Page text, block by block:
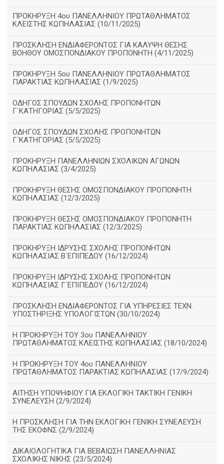
ΠΡΟΚΗΡΥΞΗ 4ου ΠΑΝΕΛΛΗΝΙΟΥ ΠΡΩΤΑΘΛΗΜΑΤΟΣ
ΚΛΕΙΣΤΗΣ ΚΩΠΗΛΑΣΙΑΣ (10/11/2025)
ΠΡΟΣΚΛΗΣΗ ΕΝΔΙΑΦΕΡΟΝΤΟΣ ΓΙΑ ΚΑΛΥΨΗ ΘΕΣΗΣ
ΒΟΗΘΟΥ ΟΜΟΣΠΟΝΔΙΑΚΟΥ ΠΡΟΠΟΝΗΤΗ (4/11/2025)
ΠΡΟΚΗΡΥΞΗ 5ου ΠΑΝΕΛΛΗΝΙΟΥ ΠΡΩΤΑΘΛΗΜΑΤΟΣ
ΠΑΡΑΚΤΙΑΣ ΚΩΠΗΛΑΣΙΑΣ (1/9/2025)
ΟΔΗΓΟΣ ΣΠΟΥΔΩΝ ΣΧΟΛΗΣ ΠΡΟΠΟΝΗΤΩΝ
Γ΄ΚΑΤΗΓΟΡΙΑΣ (5/5/2025)
ΟΔΗΓΟΣ ΣΠΟΥΔΩΝ ΣΧΟΛΗΣ ΠΡΟΠΟΝΗΤΩΝ
Γ΄ΚΑΤΗΓΟΡΙΑΣ (5/5/2025)
ΠΡΟΚΗΡΥΞΗ ΠΑΝΕΛΛΗΝΙΩΝ ΣΧΟΛΙΚΩΝ ΑΓΩΝΩΝ
ΚΩΠΗΛΑΣΙΑΣ (3/4/2025)
ΠΡΟΚΗΡΥΞΗ ΘΕΣΗΣ ΟΜΟΣΠΟΝΔΙΑΚΟΥ ΠΡΟΠΟΝΗΤΗ
ΚΩΠΗΛΑΣΙΑΣ (12/3/2025)
ΠΡΟΚΗΡΥΞΗ ΘΕΣΗΣ ΟΜΟΣΠΟΝΔΙΑΚΟΥ ΠΡΟΠΟΝΗΤΗ
ΠΑΡΑΚΤΙΑΣ ΚΩΠΗΛΑΣΙΑΣ (12/3/2025)
ΠΡΟΚΗΡΥΞΗ ΙΔΡΥΣΗΣ ΣΧΟΛΗΣ ΠΡΟΠΟΝΗΤΩΝ
ΚΩΠΗΛΑΣΙΑΣ Β΄ΕΠΙΠΕΔΟΥ (16/12/2024)
ΠΡΟΚΗΡΥΞΗ ΙΔΡΥΣΗΣ ΣΧΟΛΗΣ ΠΡΟΠΟΝΗΤΩΝ
ΚΩΠΗΛΑΣΙΑΣ Γ΄ΕΠΙΠΕΔΟΥ (16/12/2024)
ΠΡΟΣΚΛΗΣΗ ΕΝΔΙΑΦΕΡΟΝΤΟΣ ΓΙΑ ΥΠΗΡΕΣΙΕΣ ΤΕΧΝ.
ΥΠΟΣΤΗΡΙΞΗΣ ΥΠΟΛΟΓΙΣΤΩΝ (30/10/2024)
Η ΠΡΟΚΗΡΥΞΗ ΤΟΥ 3ου ΠΑΝΕΛΛΗΝΙΟΥ
ΠΡΩΤΑΘΛΗΜΑΤΟΣ ΚΛΕΙΣΤΗΣ ΚΩΠΗΛΑΣΙΑΣ (18/10/2024)
Η ΠΡΟΚΗΡΥΞΗ ΤΟΥ 4ου ΠΑΝΕΛΛΗΝΙΟΥ
ΠΡΩΤΑΘΛΗΜΑΤΟΣ ΠΑΡΑΚΤΙΑΣ ΚΩΠΗΛΑΣΙΑΣ (17/9/2024)
ΑΙΤΗΣΗ ΥΠΟΨΗΦΙΟΥ ΓΙΑ ΕΚΛΟΓΙΚΗ ΤΑΚΤΙΚΗ ΓΕΝΙΚΗ
ΣΥΝΕΛΕΥΣΗ (2/9/2024)
Η ΠΡΟΣΚΛΗΣΗ ΓΙΑ ΤΗΝ ΕΚΛΟΓΙΚΗ ΓΕΝΙΚΗ ΣΥΝΕΛΕΥΣΗ
ΤΗΣ ΕΚΟΦΝΣ (2/9/2024)
ΔΙΚΑΙΟΛΟΓΗΤΙΚΑ ΓΙΑ ΒΕΒΑΙΩΣΗ ΠΑΝΕΛΛΗΝΙΑΣ
ΣΧΟΛΙΚΗΣ ΝΙΚΗΣ (23/5/2024)